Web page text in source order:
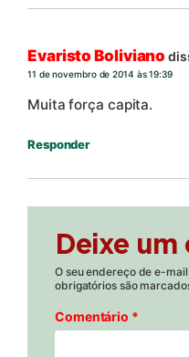
Evaristo Boliviano
11 de novembro de 2014 às 19:39
Muita força capita.
Responder
Deixe
O seu endereço de e-
obrigatórios são
Comentário *